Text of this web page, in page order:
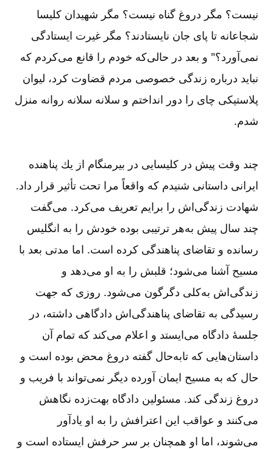
نیست؟ مگر دروغ گناه نیست؟ مگر شهیدان كلیسا
شجاعانه تا پای جان نایستادند؟ مگر غیرت ایستادگی
نمی‌آورد؟" و بعد در حالی‌كه خودم را قانع می‌كردم كه
نباید درباره زندگی خصوصی مردم قضاوت كرد، لیوان
پلاستیكی چای را دور انداختم و سلانه سلانه روانه منزل
شدم.
چند وقت پیش در كلیسایی در بیرمنگام از یك پناهنده
ایرانی داستانی شنیدم كه واقعاً مرا تحت تأثیر قرار داد.
شهادت زندگی‌اش را برایم تعریف می‌كرد. می‌گفت
چند سال پیش به‌هر ترتیبی بوده خودش را به انگلیس
رسانده و تقاضای پناهندگی كرده است. اما مدتی بعد با
مسیح آشنا می‌شود؛ قلبش را به او می‌دهد و
زندگی‌اش به‌كلی دگرگون می‌شود. روزی كه جهت
رسیدگی به تقاضای پناهندگی‌اش دادگاهی داشته، در
جلسۀ دادگاه می‌ایستد و اعلام می‌كند كه تمام آن
داستان‌هایی كه تابه‌حال گفته دروغ محض بوده است و
حال كه به مسیح ایمان آورده دیگر نمی‌تواند با فریب و
دروغ زندگی كند. مسئولین دادگاه بهت‌زده نگاهش
می‌كنند و عواقب این اعترافش را به او یادآور
می‌شوند، اما او همچنان بر سر حرفش ایستاده است و